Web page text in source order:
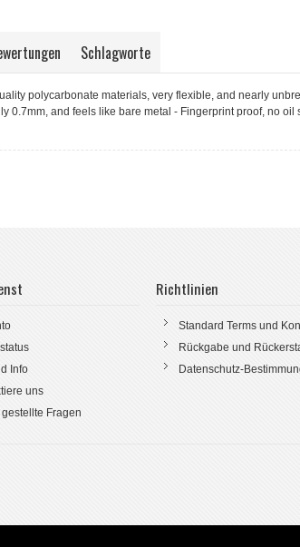
Schlagworte
polycarbonate materials, very flexible, and nearly
0.7mm, and feels like bare metal - Fingerprint proof, no oil
Info
uns
gestellte Fragen
Richtlinien
Standard Terms und
Rückgabe und
Datenschutz-